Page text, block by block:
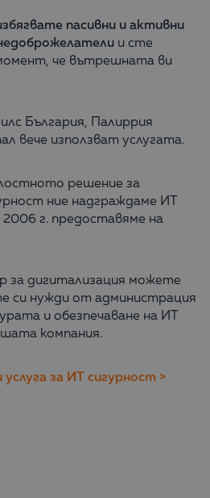
пасивни и активни
и сте
че вътрешната ви
България, Палиррия
вече използват услугата.
решение за
ние надграждаме ИТ
г. предоставяме на
за дигитализация можете
си нужди от администрация
и обезпечаване на ИТ
компания.
услуга за ИТ сигурност >